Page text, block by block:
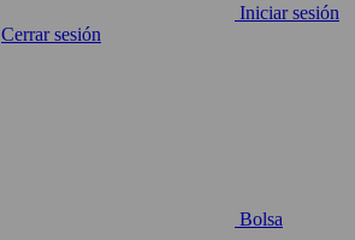
Iniciar sesión
Cerrar sesión
Bolsa